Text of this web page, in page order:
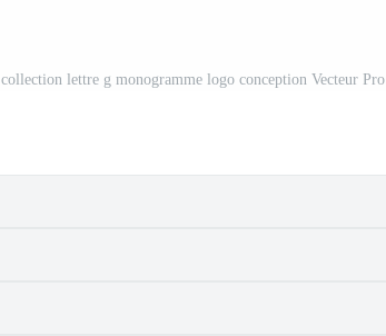
collection lettre g monogramme logo conception Vecteur Pro